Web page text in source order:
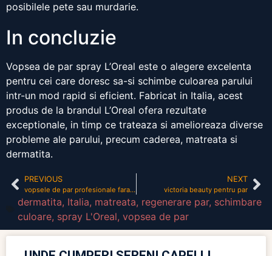
posibilele pete sau murdarie.
In concluzie
Vopsea de par spray L’Oreal este o alegere excelenta
pentru cei care doresc sa-si schimbe culoarea parului
intr-un mod rapid si eficient. Fabricat in Italia, acest
produs de la brandul L’Oreal ofera rezultate
exceptionale, in timp ce trateaza si amelioreaza diverse
probleme ale parului, precum caderea, matreata si
dermatita.
PREVIOUS
vopsele de par profesionale fara amoniac
NEXT
victoria beauty pentru par
dermatita, Italia, matreata, regenerare par, schimbare
culoare, spray L'Oreal, vopsea de par